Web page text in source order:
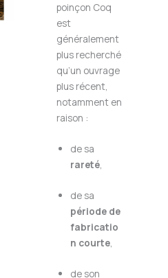
poinçon Coq
est
généralement
plus recherché
qu’un ouvrage
plus récent,
notamment en
raison :
de sa
rareté,
de sa
période de
fabricatio
n courte,
de son